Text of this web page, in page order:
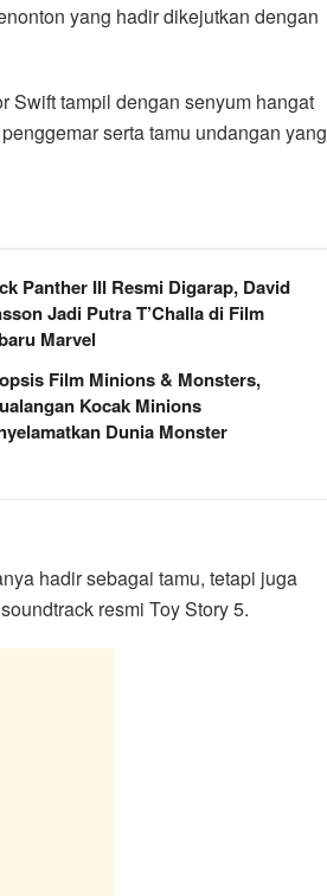
yang hadir dikejutkan dengan
Swift tampil dengan senyum hangat
serta tamu undangan yang
Panther III Resmi Digarap, David
Jadi Putra T’Challa di Film
Marvel
Film Minions & Monsters,
Kocak Minions
Dunia Monster
hadir sebagai tamu, tetapi juga
resmi Toy Story 5.